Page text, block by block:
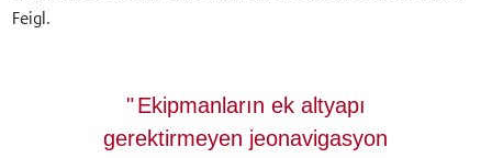
Feigl.
Ekipmanların ek altyapı
gerektirmeyen jeonavigasyon